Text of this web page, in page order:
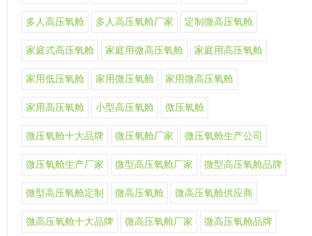
多人高压氧舱 多人高压氧舱厂家 定制微高压氧舱
家庭式高压氧舱 家庭用微高压氧舱 家庭用高压氧舱
家用低压氧舱 家用微压氧舱 家用微高压氧舱
家用高压氧舱 小型高压氧舱 微压氧舱
微压氧舱十大品牌 微压氧舱厂家 微压氧舱生产公司
微压氧舱生产厂家 微型高压氧舱厂家 微型高压氧舱品牌
微型高压氧舱定制 微高压氧舱 微高压氧舱供应商
微高压氧舱十大品牌 微高压氧舱厂家 微高压氧舱品牌